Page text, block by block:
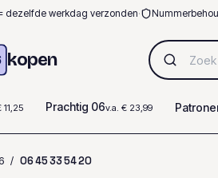
dezelfde werkdag verzonden·
kopen
11,25 Prachtig 06v.a. € 23,99
/ 0645335420